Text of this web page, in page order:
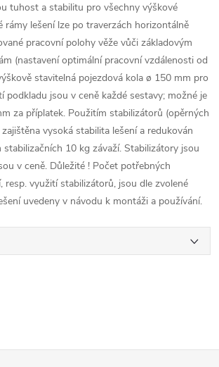
tuhost a stabilitu pro všechny výškové
rámy lešení lze po traverzách horizontálně
pracovní polohy věže vůči základovým
(nastavení optimální pracovní vzdálenosti od
stavitelná pojezdová kola ø 150 mm pro
podkladu jsou v ceně každé sestavy; možné je
za příplatek. Použitím stabilizátorů (opěrných
vysoká stabilita lešení a redukován
stabilizačních 10 kg závaží. Stabilizátory jsou
v ceně. Důležité ! Počet potřebných
resp. využití stabilizátorů, jsou dle zvolené
uvedeny v návodu k montáži a používání.